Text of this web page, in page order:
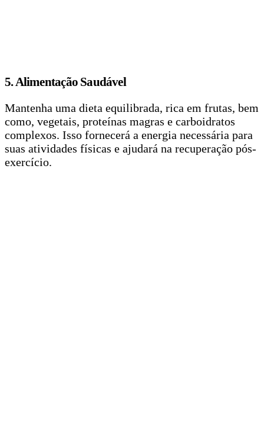
5. Alimentação Saudável
Mantenha uma dieta equilibrada, rica em frutas, bem
como, vegetais, proteínas magras e carboidratos
complexos. Isso fornecerá a energia necessária para
suas atividades físicas e ajudará na recuperação pós-
exercício.